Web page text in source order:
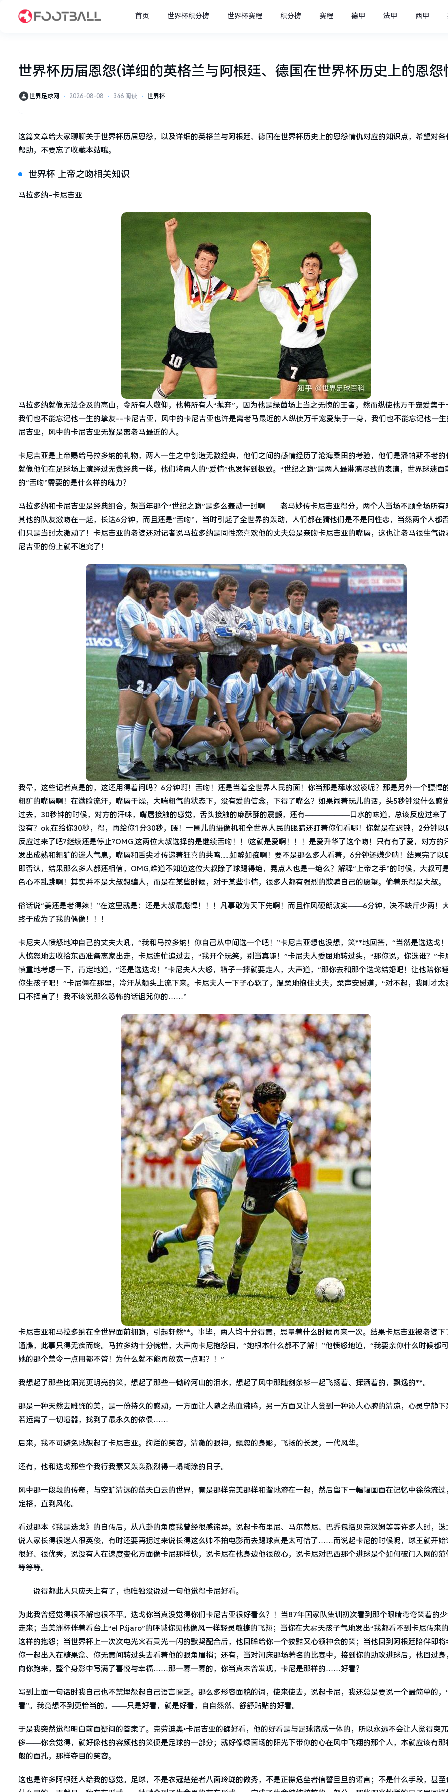
首页 世界杯积分榜 世界杯赛程 积分榜 赛程 德甲 法甲 西甲
世界杯历届恩怨(详细的英格兰与阿根廷、德国在世界杯历史上的恩怨
世界足球网 ⋅ 2026-08-08 ⋅ 346 阅读 ⋅ 世界杯
这篇文章给大家聊聊关于世界杯历届恩怨，以及详细的英格兰与阿根廷、德国在世界杯历史上的恩怨情仇对应的知识点，希望对各
帮助，不要忘了收藏本站哦。
世界杯 上帝之吻相关知识
马拉多纳-卡尼吉亚
马拉多纳就像无法企及的高山，令所有人敬仰，他将所有人“抛弃”，因为他是绿茵场上当之无愧的王者，然而纵使他万千宠爱集于
我们也不能忘记他一生的挚友--卡尼吉亚，风中的卡尼吉亚也许是离老马最近的人纵使万千宠爱集于一身，我们也不能忘记他一
尼吉亚，风中的卡尼吉亚无疑是离老马最近的人。
卡尼吉亚是上帝赐给马拉多纳的礼物，两人一生之中创造无数经典，他们之间的感情经历了沧海桑田的考验，他们是潘帕斯不老的
就像他们在足球场上演绎过无数经典一样，他们将两人的“爱情”也发挥到极致。“世纪之吻”是两人最淋漓尽致的表演，世界球迷面
的“舌吻”需要的是什么样的魄力？
马拉多纳和卡尼吉亚是经典组合，想当年那个“世纪之吻”是多么轰动一时啊——老马妙传卡尼吉亚得分，两个人当场不顾全场所有
其他的队友激吻在一起，长达6分钟，而且还是“舌吻”，当时引起了全世界的轰动，人们都在猜他们是不是同性恋，当然两个人都
们只是当时太激动了！卡尼吉亚的老婆还对记者说马拉多纳是同性恋喜欢他的丈夫总是亲吻卡尼吉亚的嘴唇，这也让老马很生气说
尼吉亚的份上就不追究了！
我晕，这些记者真是的，这还用得着问吗？6分钟啊！舌吻！还是当着全世界人民的面！你当那是舔冰激凌呢？那是另外一个骠悍
粗犷的嘴唇啊！在满脸流汗，嘴唇干燥，大喘粗气的状态下，没有爱的信念，下得了嘴么？如果闹着玩儿的话，头5秒钟没什么感
过去，30秒钟的时候，对方的汗味，嘴唇接触的感觉，舌头接触的麻酥酥的震颤，还有——————口水的味道，总该反应过来
没有？ok,在给你30秒，得，再给你1分30秒，喂！一圈儿的摄像机和全世界人民的眼睛还盯着你们看哪！你就是在迟钝，2分钟以
反应过来了吧?继续还是停止?OMG,这两位大叔选择的是继续舌吻！！!这就是爱啊！！！是爱升华了这个吻！只有有了爱，对方的
发出成熟和粗犷的迷人气息，嘴唇和舌尖才传递着狂喜的共鸣......如醉如痴啊！要不是那么多人看着，6分钟还嫌少呐！结果完了以
即否认，结果那么多人都还相信，OMG,难道不知道这位大叔除了球踢得绝，晃点人也是一绝么？解释“上帝之手”的时候，大叔可
色心不乱跳啊！其实并不是大叔想骗人，而是在某些时候，对于某些事情，很多人都有强烈的欺骗自己的愿望。偷着乐得是大叔。
俗话说“姜还是老得辣！”在这里就是：还是大叔最彪悍！！！凡事敢为天下先啊！而且作风硬朗敦实——6分钟，决不缺斤少两！
终于成为了我的偶像！！！
卡尼夫人愤怒地冲自己的丈夫大吼，“我和马拉多纳！你自己从中间选一个吧！”卡尼吉亚想也没想，笑**地回答，“当然是选迭戈
人愤怒地去收拾东西准备离家出走，卡尼连忙追过去，“我开个玩笑，别当真嘛！”卡尼夫人委屈地转过头，“那你说，你选谁？”卡
慎重地考虑一下，肯定地道，“还是选迭戈！”卡尼夫人大怒，箱子一摔就要走人，大声道，“那你去和那个迭戈结婚吧！让他陪你
你生孩子吧！”卡尼僵在那里，冷汗从额头上流下来。卡尼夫人一下子心软了，温柔地抱住丈夫，柔声安慰道，“对不起，我刚才太
口不择言了！我不该说那么恐怖的话诅咒你的……”
卡尼吉亚和马拉多纳在全世界面前拥吻，引起轩然**。事毕，两人均十分得意，思量着什么时候再来一次。结果卡尼吉亚被老婆下
通牒，此事只得无疾而终。马拉多纳十分惋惜，大声向卡尼抱怨曰，“她根本什么都不了解！”他愤怒地道，“我要亲你什么时候都
她的那个禁令一点用都不管！为什么就不能再放宽一点呢？！”
我想起了那些比阳光更明亮的笑，想起了那些一恸碎河山的泪水，想起了风中那随剑条衫一起飞扬着、挥洒着的，飘逸的**。
那是一种天然去雕饰的美，是一份持久的感动，一方面让人随之热血沸腾，另一方面又让人尝到一种沁人心脾的清凉，心灵宁静下
若远离了一切喧嚣，找到了最永久的依偎……
后来，我不可避免地想起了卡尼吉亚。绚烂的笑容，清澈的眼神，飘忽的身影，飞扬的长发，一代风华。
还有，他和迭戈那些个我行我素又轰轰烈烈得一塌糊涂的日子。
风中那一段段的传奇，与空旷清远的蓝天白云的世界，竟是那样完美那样和谐地溶在一起，然后留下一幅幅画面在记忆中徐徐流过
定格，直到风化。
看过那本《我是迭戈》的自传后，从八卦的角度我曾经很感诧异。说起卡布里尼、马尔蒂尼、巴乔包括贝克汉姆等等许多人时，迭
说人家长得很迷人很英俊，有时还要再拐过来说长得这么帅不拍电影而去踢球真是太可惜了……而说起卡尼的时候呢，球王就开始
很好、很优秀，说没有人在速度变化方面像卡尼那样快，说卡尼在他身边他很放心，说卡尼对巴西那个进球是个如何破门入网的范
等等等。
——说得都此人只应天上有了，也唯独没说过一句他觉得卡尼好看。
为此我曾经觉得很不解也很不平。迭戈你当真没觉得你们卡尼吉亚很好看么？！当87年国家队集训初次看到那个眼睛弯弯笑着的
走来；当美洲杯伴着看台上“el Pájaro”的呼喊你见他像风一样轻灵敏捷的飞翔；当你在大雾天孩子气地发出“我都看不到卡尼传来
这样的抱怨；当世界杯上一次次电光火石灵光一闪的默契配合后，他回眸给你一个狡黠又心领神会的笑；当他回到阿根廷陪伴即将
你一起出入在糖果盒、你无意间转过头去看着他的眼角眉梢；还有，当对河床那场著名的比赛中，接到你的助攻进球后，他回过身
向你跑来，整个身影中写满了喜悦与幸福……那一幕一幕的，你当真未曾发现，卡尼是那样的……好看？
写到上面一句话时我自己也不禁埋怨起自己语言匮乏。那么多形容面貌的词，使来使去，说起卡尼，我还总是要说一个最简单的，
看”。我竟想不到更恰当的。——只是好看，就是好看，自自然然、舒舒贴贴的好看。
于是我突然觉得明白前面疑问的答案了。克劳迪奥•卡尼吉亚的确好看，他的好看是与足球溶成一体的，所以永远不会让人觉得突
侈——你会觉得，就好像他的容颜他的笑便是足球的一部分；就好像绿茵场的阳光下带你的心在风中飞翔的那个人，本就应该有那
般的面孔，那样夺目的笑容。
这也是许多阿根廷人给我的感觉。足球，不是衣冠楚楚者八面玲珑的做秀，不是正襟危坐者信誓旦旦的诺言；不是什么手段，甚至